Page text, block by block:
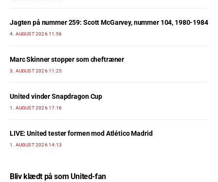
Jagten på nummer 259: Scott McGarvey, nummer 104, 1980-1984
4. AUGUST 2026 11:56
Marc Skinner stopper som cheftræner
3. AUGUST 2026 11:25
United vinder Snapdragon Cup
1. AUGUST 2026 17:16
LIVE: United tester formen mod Atlético Madrid
1. AUGUST 2026 14:13
Bliv klædt på som United-fan